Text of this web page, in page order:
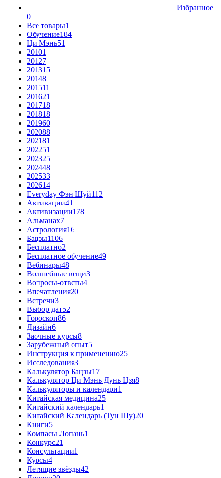
Избранное
0
Все товары1
Обучение184
Ци Мэнь51
20101
20127
201315
20148
201511
201621
201718
201818
201960
202088
202181
202251
202325
202448
202533
202614
Everyday Фэн Шуй112
Активации41
Активизации178
Альманах7
Астрология16
Бацзы1106
Бесплатно2
Бесплатное обучение49
Вебинары48
Волшебные вещи3
Вопросы-ответы4
Впечатления20
Встречи3
Выбор дат52
Гороскоп86
Дизайн6
Заочные курсы8
Зарубежный опыт5
Инструкция к применению25
Исследования3
Калькулятор Бацзы17
Калькулятор Ци Мэнь Дунь Цзя8
Калькуляторы и календари1
Китайская медицина25
Китайский календарь1
Китайский Календарь (Тун Шу)20
Книги5
Компасы Лопань1
Конкурс21
Консультации1
Курсы4
Летящие звёзды42